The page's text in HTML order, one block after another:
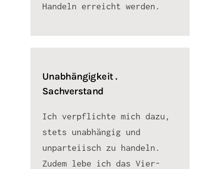
Handeln erreicht werden.
Unabhängigkeit .
Sachverstand
Ich verpflichte mich dazu,
stets unabhängig und
unparteiisch zu handeln.
Zudem lebe ich das Vier-